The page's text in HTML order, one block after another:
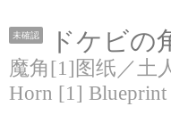
未確認 ドケビの
魔角[1]图纸／土
Horn [1] Blueprint